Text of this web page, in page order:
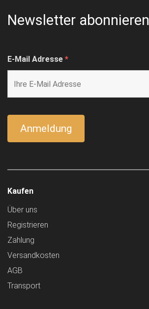
Newsletter abonnieren
E-Mail Adresse *
Kaufen
Über uns
Registrieren
Zahlung
Versandkosten
AGB
Transport